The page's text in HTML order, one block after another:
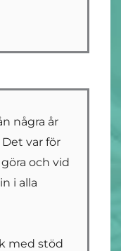
några år
var för
och vid
i alla
med stöd